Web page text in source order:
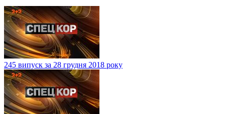
245 випуск за 28 грудня 2018 року